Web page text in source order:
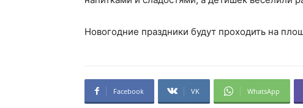
Новогодние праздники будут проходить на
Facebook VK WhatsApp